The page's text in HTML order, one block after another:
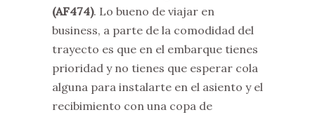
(AF474). Lo bueno de viajar en
business, a parte de la comodidad del
trayecto es que en el embarque tienes
prioridad y no tienes que esperar cola
alguna para instalarte en el asiento y el
recibimiento con una copa de